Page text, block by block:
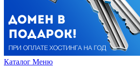
Каталог Меню